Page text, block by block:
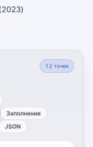
12 точек
Заполнение
JSON